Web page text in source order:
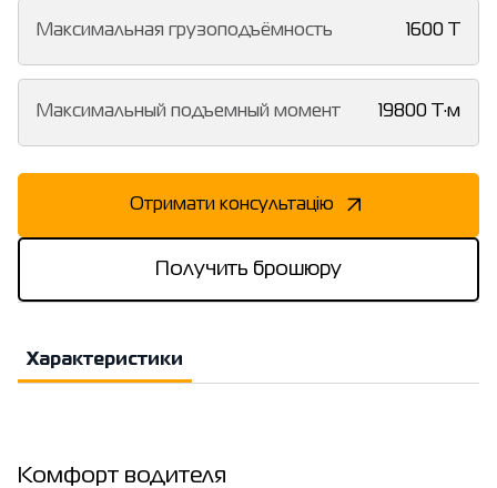
Максимальная грузоподъёмность 1600 Т
Максимальный подъемный момент 19800 Т·м
Отримати консультацію
Получить брошюру
Характеристики
Комфорт водителя